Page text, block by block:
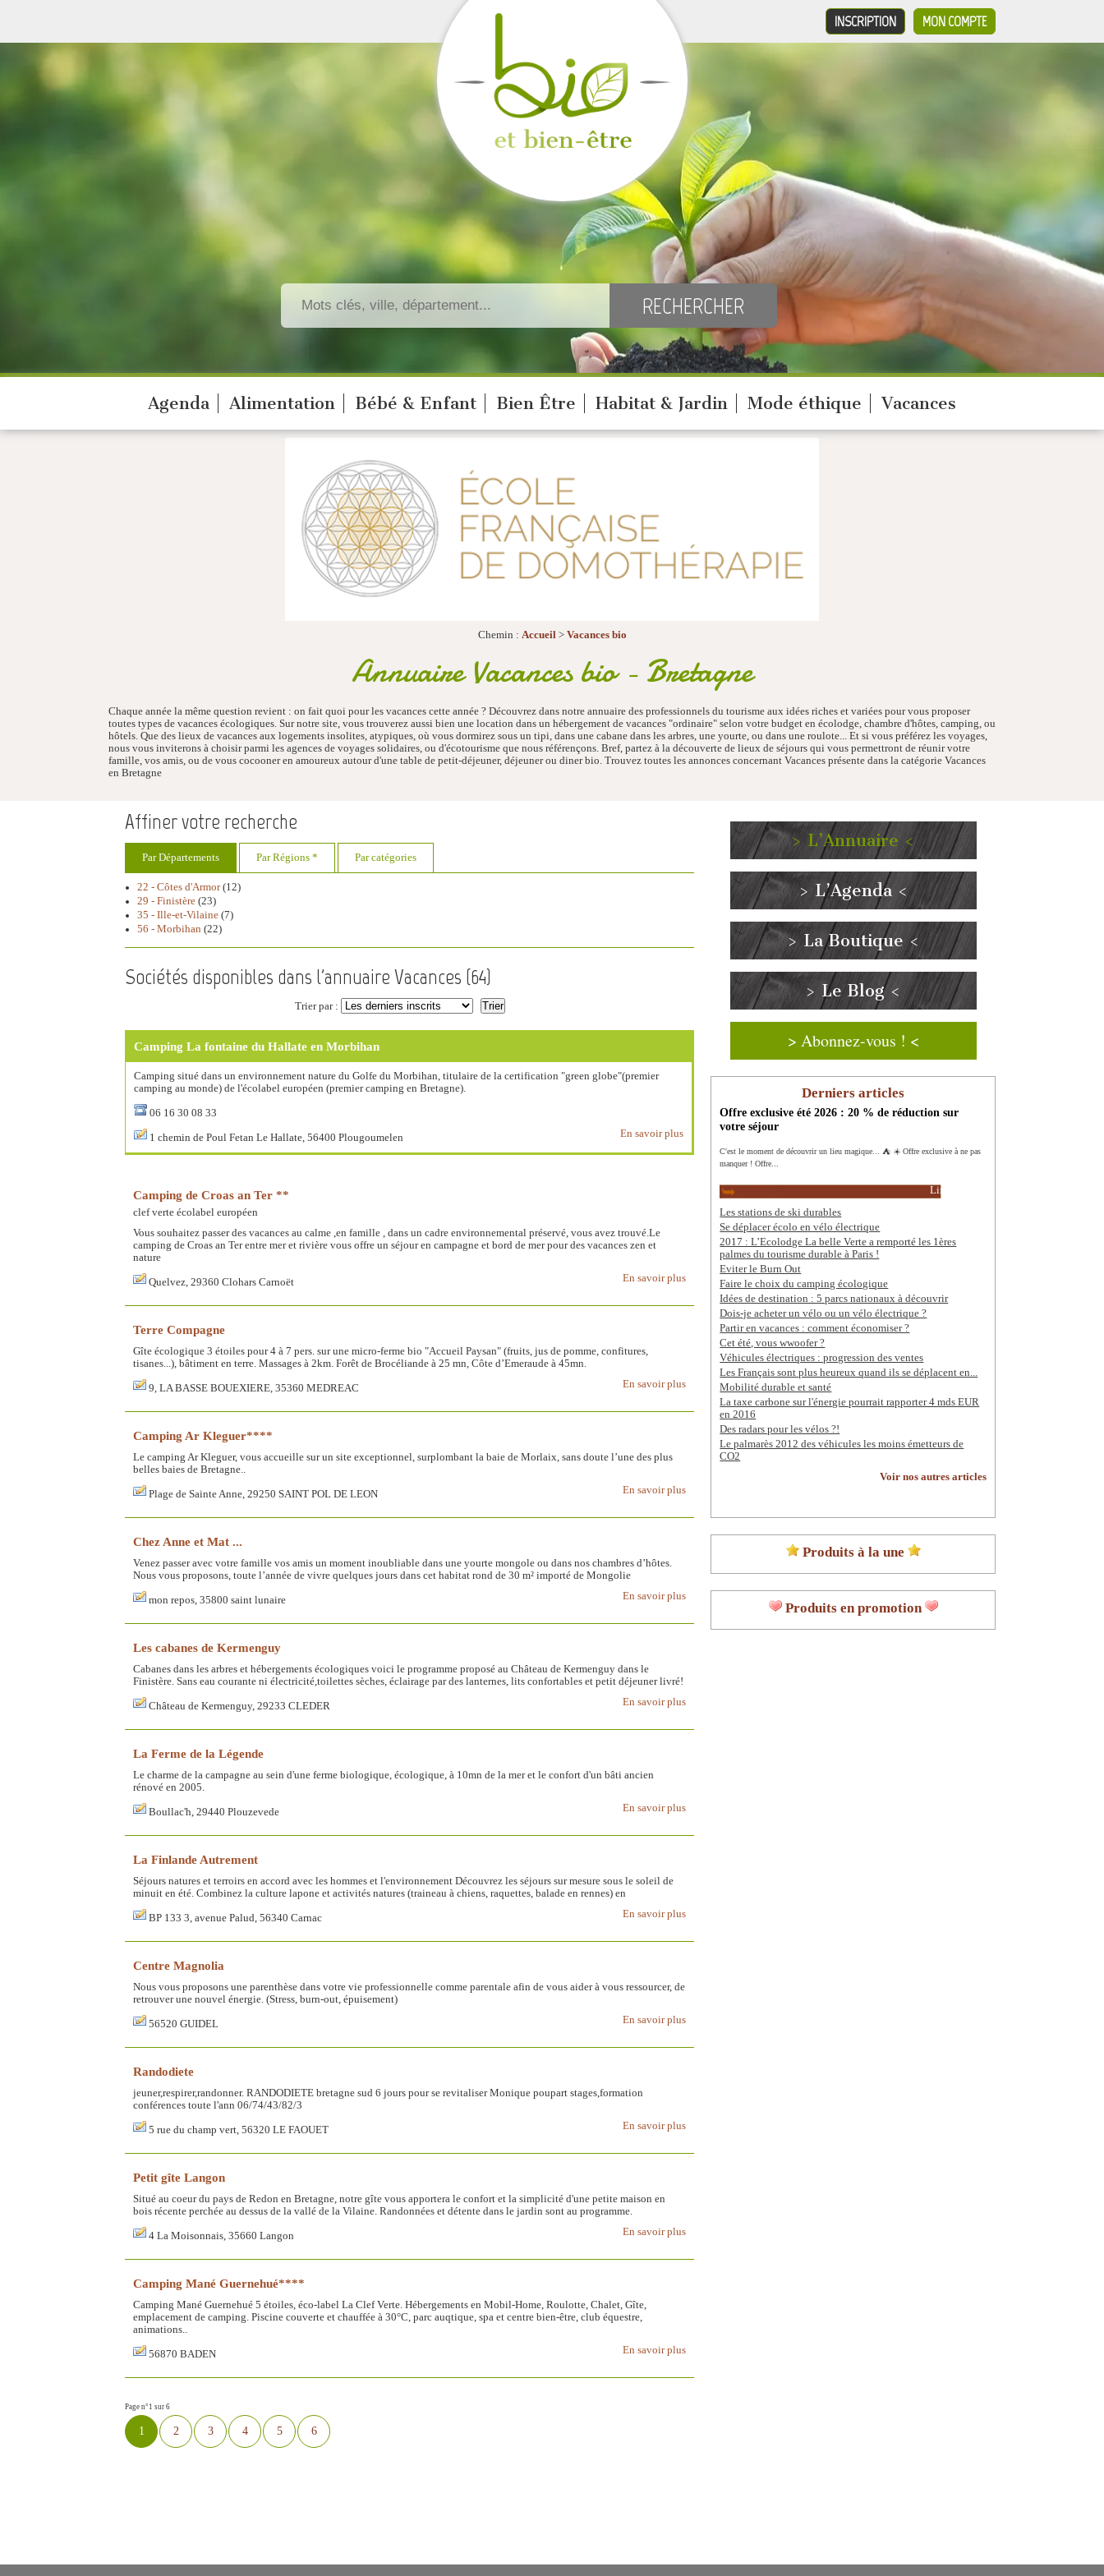
MON COMPTE
INSCRIPTION
Agenda Alimentation Bébé & Enfant Bien Être Habitat & Jardin Mode éthique Vacances
Chemin : Accueil > Vacances bio
Annuaire Vacances bio - Bretagne
Chaque année la même question revient : on fait quoi pour les vacances cette année ? Découvrez dans notre annuaire des professionnels du tourisme aux idées riches et variées pour vous proposer
toutes types de vacances écologiques. Sur notre site, vous trouverez aussi bien une location dans un hébergement de vacances "ordinaire" selon votre budget en écolodge, chambre d'hôtes, camping, ou
hôtels. Que des lieux de vacances aux logements insolites, atypiques, où vous dormirez sous un tipi, dans une cabane dans les arbres, une yourte, ou dans une roulote... Et si vous préférez les voyages,
nous vous inviterons à choisir parmi les agences de voyages solidaires, ou d'écotourisme que nous référençons. Bref, partez à la découverte de lieux de séjours qui vous permettront de réunir votre
famille, vos amis, ou de vous cocooner en amoureux autour d'une table de petit-déjeuner, déjeuner ou diner bio. Trouvez toutes les annonces concernant Vacances présente dans la catégorie Vacances
en Bretagne
Affiner votre recherche
Par Départements Par Régions * Par catégories
22 - Côtes d'Armor(12)
29 - Finistère (23)
35 - Ille-et-Vilaine (7)
56 - Morbihan (22)
Sociétés disponibles dans l'annuaire Vacances (64)
Trier par :
Camping La fontaine du Hallate en Morbihan
Camping situé dans un environnement nature du Golfe du Morbihan, titulaire de la certification "green globe"(premier
camping au monde) de l'écolabel européen (premier camping en Bretagne).
06 16 30 08 33
En savoir plus
1 chemin de Poul Fetan Le Hallate, 56400 Plougoumelen
Camping de Croas an Ter **
clef verte écolabel européen
Vous souhaitez passer des vacances au calme ,en famille , dans un cadre environnemental préservé, vous avez trouvé.Le
camping de Croas an Ter entre mer et rivière vous offre un séjour en campagne et bord de mer pour des vacances zen et
nature
En savoir plus
Quelvez, 29360 Clohars Carnoët
Terre Compagne
Gîte écologique 3 étoiles pour 4 à 7 pers. sur une micro-ferme bio "Accueil Paysan" (fruits, jus de pomme, confitures,
tisanes...), bâtiment en terre. Massages à 2km. Forêt de Brocéliande à 25 mn, Côte d’Emeraude à 45mn.
En savoir plus
9, LA BASSE BOUEXIERE, 35360 MEDREAC
Camping Ar Kleguer****
Le camping Ar Kleguer, vous accueille sur un site exceptionnel, surplombant la baie de Morlaix, sans doute l’une des plus
belles baies de Bretagne..
En savoir plus
Plage de Sainte Anne, 29250 SAINT POL DE LEON
Chez Anne et Mat ...
Venez passer avec votre famille vos amis un moment inoubliable dans une yourte mongole ou dans nos chambres d’hôtes.
Nous vous proposons, toute l’année de vivre quelques jours dans cet habitat rond de 30 m² importé de Mongolie
En savoir plus
mon repos, 35800 saint lunaire
Les cabanes de Kermenguy
Cabanes dans les arbres et hébergements écologiques voici le programme proposé au Château de Kermenguy dans le
Finistère. Sans eau courante ni électricité,toilettes sèches, éclairage par des lanternes, lits confortables et petit déjeuner livré!
En savoir plus
Château de Kermenguy, 29233 CLEDER
La Ferme de la Légende
Le charme de la campagne au sein d'une ferme biologique, écologique, à 10mn de la mer et le confort d'un bâti ancien
rénové en 2005.
En savoir plus
Boullac'h, 29440 Plouzevede
La Finlande Autrement
Séjours natures et terroirs en accord avec les hommes et l'environnement Découvrez les séjours sur mesure sous le soleil de
minuit en été. Combinez la culture lapone et activités natures (traineau à chiens, raquettes, balade en rennes) en
En savoir plus
BP 133 3, avenue Palud, 56340 Carnac
Centre Magnolia
Nous vous proposons une parenthèse dans votre vie professionnelle comme parentale afin de vous aider à vous ressourcer, de
retrouver une nouvel énergie. (Stress, burn-out, épuisement)
En savoir plus
56520 GUIDEL
Randodiete
jeuner,respirer,randonner. RANDODIETE bretagne sud 6 jours pour se revitaliser Monique poupart stages,formation
conférences toute l'ann 06/74/43/82/3
En savoir plus
5 rue du champ vert, 56320 LE FAOUET
Petit gîte Langon
Situé au coeur du pays de Redon en Bretagne, notre gîte vous apportera le confort et la simplicité d'une petite maison en
bois récente perchée au dessus de la vallé de la Vilaine. Randonnées et détente dans le jardin sont au programme.
En savoir plus
4 La Moisonnais, 35660 Langon
Camping Mané Guernehué****
Camping Mané Guernehué 5 étoiles, éco-label La Clef Verte. Hébergements en Mobil-Home, Roulotte, Chalet, Gîte,
emplacement de camping. Piscine couverte et chauffée à 30°C, parc auqtique, spa et centre bien-être, club équestre,
animations..
En savoir plus
56870 BADEN
Page n°1 sur 6
1 2 3 4 5 6
> L’Annuaire <
> L’Agenda <
> La Boutique <
> Le Blog <
> Abonnez-vous ! <
Derniers articles
Offre exclusive été 2026 : 20 % de réduction sur
votre séjour
C'est le moment de découvrir un lieu magique... ⛺️ ☀️ Offre exclusive à ne pas
manquer ! Offre...
Lire la suite
Les stations de ski durables
Se déplacer écolo en vélo électrique
2017 : L’Ecolodge La belle Verte a remporté les 1ères
palmes du tourisme durable à Paris !
Eviter le Burn Out
Faire le choix du camping écologique
Idées de destination : 5 parcs nationaux à découvrir
Dois-je acheter un vélo ou un vélo électrique ?
Partir en vacances : comment économiser ?
Cet été, vous wwoofer ?
Véhicules électriques : progression des ventes
Les Français sont plus heureux quand ils se déplacent en...
Mobilité durable et santé
La taxe carbone sur l'énergie pourrait rapporter 4 mds EUR
en 2016
Des radars pour les vélos ?!
Le palmarès 2012 des véhicules les moins émetteurs de
CO2
Voir nos autres articles
Produits à la une
Produits en promotion